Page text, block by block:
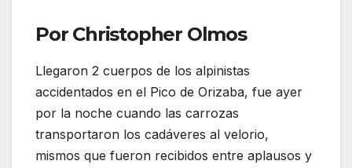
Por Christopher Olmos
Llegaron 2 cuerpos de los alpinistas
accidentados en el Pico de Orizaba, fue ayer
por la noche cuando las carrozas
transportaron los cadáveres al velorio,
mismos que fueron recibidos entre aplausos y